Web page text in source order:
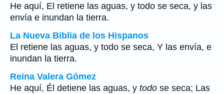
He aquí, El retiene las aguas, y todo se seca, y las
envía e inundan la tierra.
La Nueva Biblia de los Hispanos
El retiene las aguas, y todo se seca, Y las envía, e
inundan la tierra.
Reina Valera Gómez
He aquí, Él detiene las aguas, y todo se seca; Las